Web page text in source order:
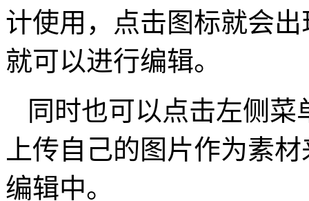
计使用，点击图标就会
就可以进行编辑。
同时也可以点击左侧菜
上传自己的图片作为素
编辑中。